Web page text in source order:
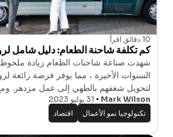
10 دقائق اقرأ
كم تكلفة شاحنة الطعام: دليل شامل
شهدت صناعة شاحنات الطعام زيادة
السنوات الأخيرة ، مما يوفر فرصة رائعة
لتحويل شغفهم بالطهي إلى عمل مزدهر.
مشروع ، يتطلب بدء عمل تجاري لشاحنات
دقيقا وفهما للتكاليف المت
Mark Wilson
31 يوليو 2023
تكنولوجيا نمو الأعمال
اقتصاد